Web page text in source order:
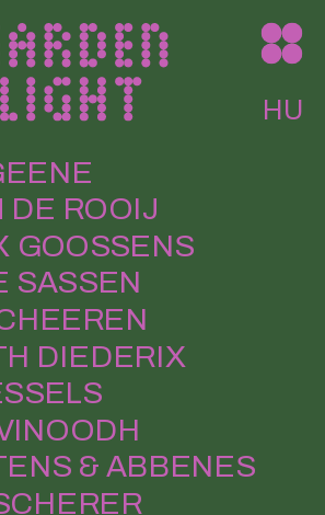
HU
DE ROOIJ
GOOSSENS
SASSEN
DIEDERIX
& ABBENES